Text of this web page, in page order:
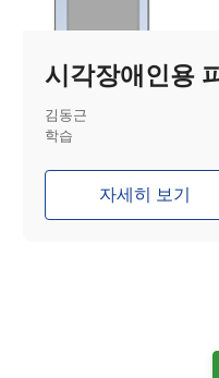
시각장애인용
김동근
학습
자세히 보기